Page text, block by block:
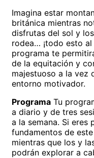
Imagina estar
británica mientras
disfrutas del sol y
rodea… ¡todo esto
programa te
de la equitación y
majestuoso a la vez
entorno motivador.
Programa Tu
a diario y de tres
a la semana. Si eres
fundamentos de
mientras que los y
podrán explorar a